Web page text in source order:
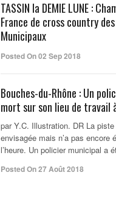
TASSIN la DEMIE LUNE :
France de cross country
Municipaux
Posted On 02 Sep 2018
Bouches-du-Rhône : Un
mort sur son lieu de travail
par Y.C. Illustration. DR La
envisagée mais n’a pas encore
l’heure. Un policier municipal a
Posted On 27 Août 2018